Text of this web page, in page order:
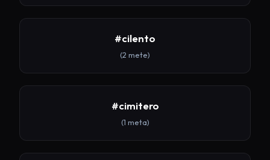
#cilento
(2 mete)
#cimitero
(1 meta)